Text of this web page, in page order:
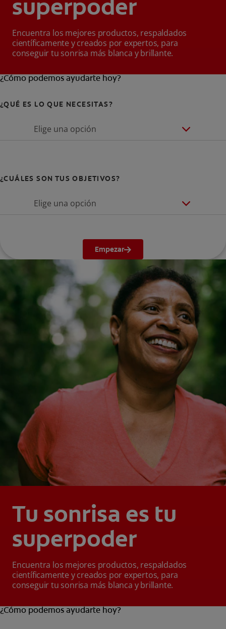
superpoder
Encuentra los mejores productos, respaldados
científicamente y creados por expertos, para
conseguir tu sonrisa más blanca y brillante.
¿Cómo podemos ayudarte hoy?
¿QUÉ ES LO QUE NECESITAS?
Elige una opción
¿CUÁLES SON TUS OBJETIVOS?
Elige una opción
Empezar
Tu sonrisa es tu
superpoder
Encuentra los mejores productos, respaldados
científicamente y creados por expertos, para
conseguir tu sonrisa más blanca y brillante.
¿Cómo podemos ayudarte hoy?